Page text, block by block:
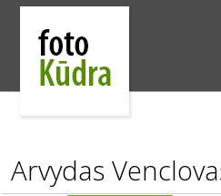
Arvydas